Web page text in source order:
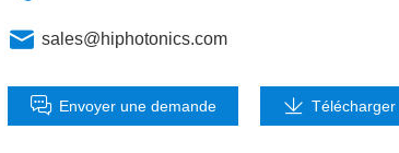
sales@hiphotonics.com
Envoyer une demande Télécharger